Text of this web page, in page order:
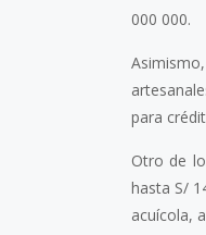
000 000.
para
Otro de
hasta S/
acuícola,